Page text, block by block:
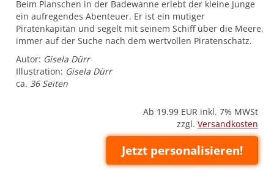
Beim Planschen in der Badewanne erlebt der kleine Junge
ein aufregendes Abenteuer. Er ist ein mutiger
Piratenkapitän und segelt mit seinem Schiff über die Meere,
immer auf der Suche nach dem wertvollen Piratenschatz.
Autor: Gisela Dürr
Illustration: Gisela Dürr
ca.36 Seiten
Ab 19.99 EUR inkl. 7% MWSt
zzgl. Versandkosten
Jetzt personalisieren!